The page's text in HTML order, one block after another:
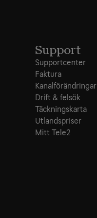
Support
Supportcenter
Faktura
Kanalförändringar
Drift & felsök
Täckningskarta
Utlandspriser
Mitt Tele2